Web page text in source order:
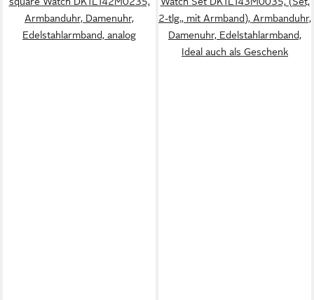
Armbanduhr, Damenuhr,
Edelstahlarmband, analog
2-tlg., mit Armband), Armbanduhr,
Damenuhr, Edelstahlarmband,
Ideal auch als Geschenk